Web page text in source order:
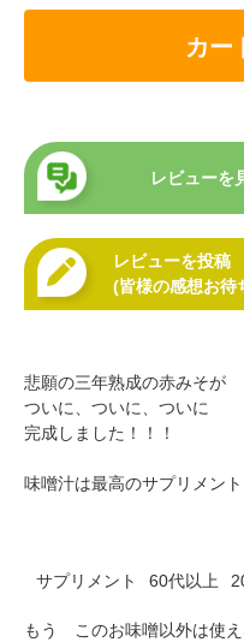
カー
レビューを
レビューを投稿
(皆様の感想お待
悲願の三年熟成の赤みそが
ついに、ついに、ついに
完成しました！！！
味噌汁は最高のサプリメン
サプリメント 60代以上
もう このお味噌以外は使